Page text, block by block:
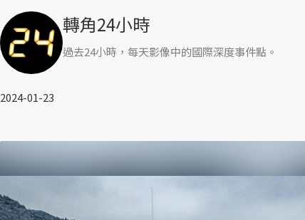
轉角24小時
過去24小時，每天影像中的國際深度事件點。
2024-01-23